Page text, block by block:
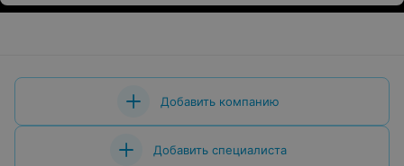
Добавить компанию
Добавить специалиста